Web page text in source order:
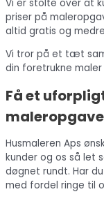
Vi er stolte over at
priser på
altid gratis og
Vi tror på et tæt
din foretrukne
Få et
maleropgave
Husmaleren Aps
kunder og os så let
døgnet rundt. Har
med fordel ringe til